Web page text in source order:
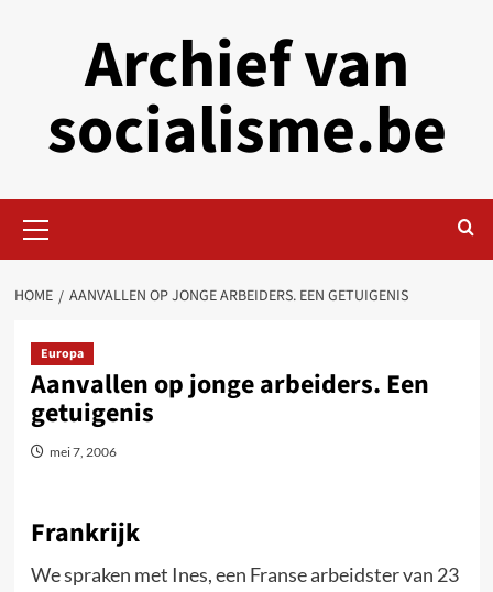
Archief van
socialisme.be
Menu
HOME AANVALLEN OP JONGE ARBEIDERS. EEN GETUIGENIS
Europa
Aanvallen op jonge arbeiders. Een
getuigenis
mei 7, 2006
Frankrijk
We spraken met Ines, een Franse arbeidster van 23